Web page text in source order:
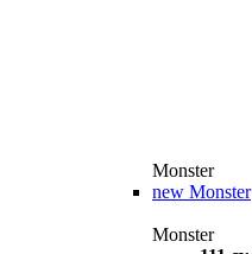
Monster
new Monster
Monster